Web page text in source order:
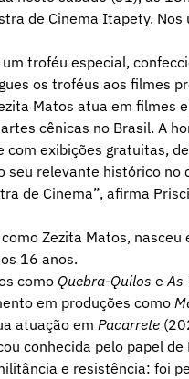
de Cinema Itapety.
troféu especial,
os troféus aos filmes
Matos atua em filmes
cênicas no Brasil. A
exibições gratuitas,
seu relevante histórico
de Cinema”, afirma
Zezita Matos,
16 anos.
como Quebra-Quilos e As
em produções como
atuação em Pacarrete
conhecida pelo papel de
e resistência: foi